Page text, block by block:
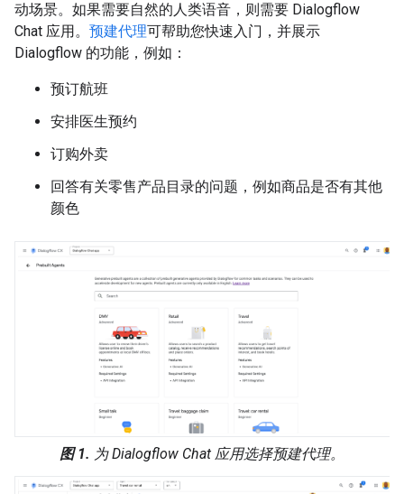
动场景。如果需要自然的人类语音，则需要 Dialogflow
Chat 应用。 预建代理可帮助您快速入门，并展示
Dialogflow 的功能，例如：
预订航班
安排医生预约
订购外卖
回答有关零售产品目录的问题，例如商品是否有其他
颜色
图 1. 为 Dialogflow Chat 应用选择预建代理。